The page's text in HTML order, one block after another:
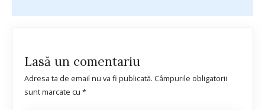
Lasă un comentariu
Adresa ta de email nu va fi publicată. Câmpurile obligatorii
sunt marcate cu *